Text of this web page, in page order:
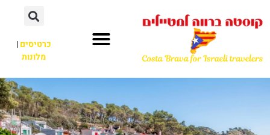
כרטיסים|
מלונות